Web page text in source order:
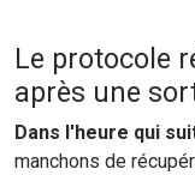
Le protocole
après une
Dans l'heure qui
manchons de